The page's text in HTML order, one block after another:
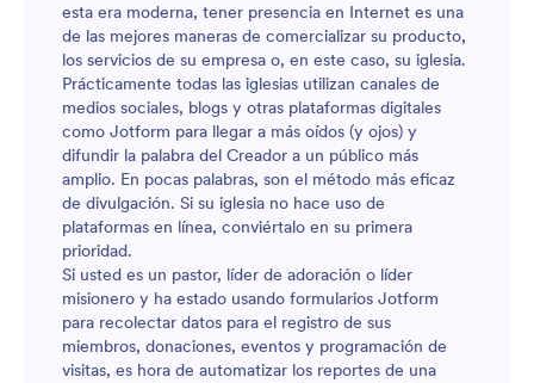
esta era moderna, tener presencia en Internet es una
de las mejores maneras de comercializar su producto,
los servicios de su empresa o, en este caso, su iglesia.
Prácticamente todas las iglesias utilizan canales de
medios sociales, blogs y otras plataformas digitales
como Jotform para llegar a más oídos (y ojos) y
difundir la palabra del Creador a un público más
amplio. En pocas palabras, son el método más eficaz
de divulgación. Si su iglesia no hace uso de
plataformas en línea, conviértalo en su primera
prioridad.
Si usted es un pastor, líder de adoración o líder
misionero y ha estado usando formularios Jotform
para recolectar datos para el registro de sus
miembros, donaciones, eventos y programación de
visitas, es hora de automatizar los reportes de una